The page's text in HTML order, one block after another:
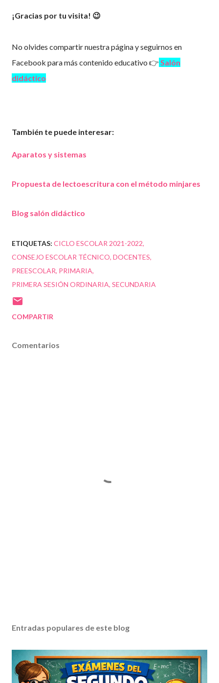
¡Gracias por tu visita! 😉
No olvides compartir nuestra página y seguirnos en
Facebook para más contenido educativo 👉 Salón
didáctico
También te puede interesar:
Aparatos y sistemas
Propuesta de lectoescritura con el método minjares
Blog salón didáctico
ETIQUETAS: CICLO ESCOLAR 2021-2022
CONSEJO ESCOLAR TÉCNICO DOCENTES
PREESCOLAR PRIMARIA
PRIMERA SESIÓN ORDINARIA SECUNDARIA
COMPARTIR
Comentarios
Entradas populares de este blog